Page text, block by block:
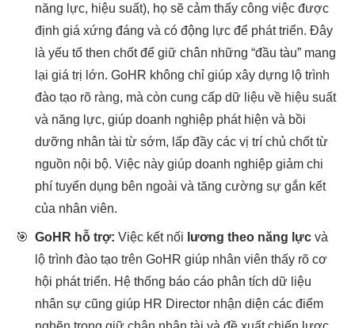
năng lực, hiệu suất), họ sẽ cảm thấy công việc được
định giá xứng đáng và có động lực để phát triển. Đây
là yếu tố then chốt để giữ chân những “đầu tàu” mang
lại giá trị lớn. GoHR không chỉ giúp xây dựng lộ trình
đào tạo rõ ràng, mà còn cung cấp dữ liệu về hiệu suất
và năng lực, giúp doanh nghiệp phát hiện và bồi
dưỡng nhân tài từ sớm, lấp đầy các vị trí chủ chốt từ
nguồn nội bộ. Việc này giúp doanh nghiệp giảm chi
phí tuyển dụng bên ngoài và tăng cường sự gắn kết
của nhân viên.
🎯 GoHR hỗ trợ: Việc kết nối lương theo năng lực và
lộ trình đào tạo trên GoHR giúp nhân viên thấy rõ cơ
hội phát triển. Hệ thống báo cáo phân tích dữ liệu
nhân sự cũng giúp HR Director nhận diện các điểm